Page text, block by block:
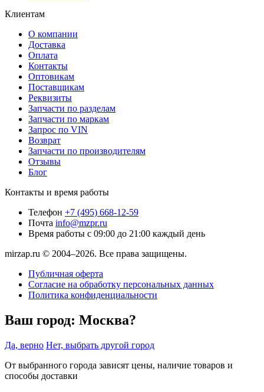
Клиентам
О компании
Доставка
Оплата
Контакты
Оптовикам
Поставщикам
Реквизиты
Запчасти по разделам
Запчасти по маркам
Запрос по VIN
Возврат
Запчасти по производителям
Отзывы
Блог
Контакты и время работы
Телефон +7 (495) 668-12-59
Почта info@mzpr.ru
Время работы с 09:00 до 21:00 каждый день
mirzap.ru © 2004–2026. Все права защищены.
Публичная оферта
Согласие на обработку персональных данных
Политика конфиденциальности
Ваш город: Москва?
Да, верно Нет, выбрать другой город
От выбранного города зависят цены, наличие товаров и
способы доставки